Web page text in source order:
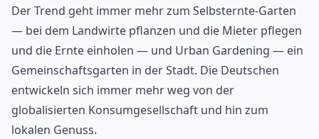
Der Trend geht immer mehr zum Selbsternte-Garten
— bei dem Landwirte pflanzen und die Mieter pflegen
und die Ernte einholen — und Urban Gardening — ein
Gemeinschaftsgarten in der Stadt. Die Deutschen
entwickeln sich immer mehr weg von der
globalisierten Konsumgesellschaft und hin zum
lokalen Genuss.